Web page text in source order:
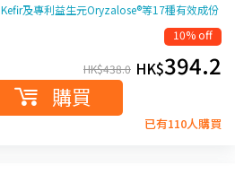
Kefir及專利益生元Oryzalose®等17種有效成份
10% off
HK$438.0 HK$394.2
購買
已有110人購買